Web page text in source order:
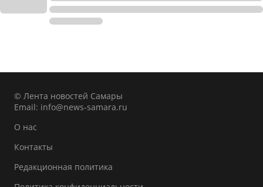
© Лента новостей Самары
Email: info@news-samara.ru
О нас
Контакты
Редакционная политика